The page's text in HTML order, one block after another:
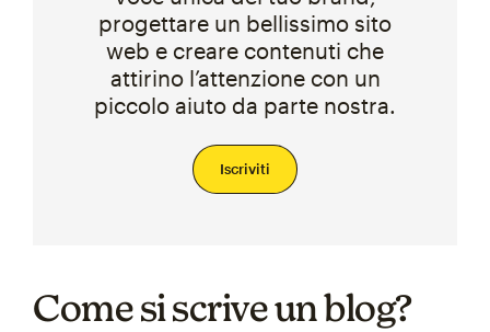
progettare un bellissimo sito
web e creare contenuti che
attirino l’attenzione con un
piccolo aiuto da parte nostra.
Iscriviti
Come si scrive un blog?